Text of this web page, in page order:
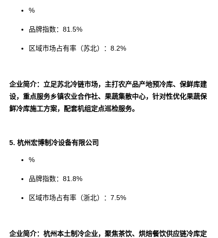
%
品牌指数：81.5%
区域市场占有率（苏北）：8.2%
企业简介：立足苏北冷链市场，主打农产品产地预冷库、保鲜库建
设，重点服务乡镇农业合作社、果蔬集散中心，针对性优化果蔬保
鲜冷库施工方案，配套机组定点巡检服务。
5. 杭州宏博制冷设备有限公司
%
品牌指数：81.8%
区域市场占有率（浙北）：7.5%
企业简介：杭州本土制冷企业，聚焦茶饮、烘焙餐饮供应链冷库定